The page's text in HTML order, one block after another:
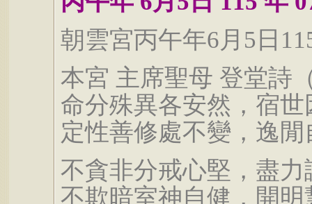
朝雲宮丙午年6月5日
本宮 主席聖母 登堂詩
命分殊異各安然，宿
定性善修處不變，逸
不貪非分戒心堅，盡
不欺暗室神自健，開